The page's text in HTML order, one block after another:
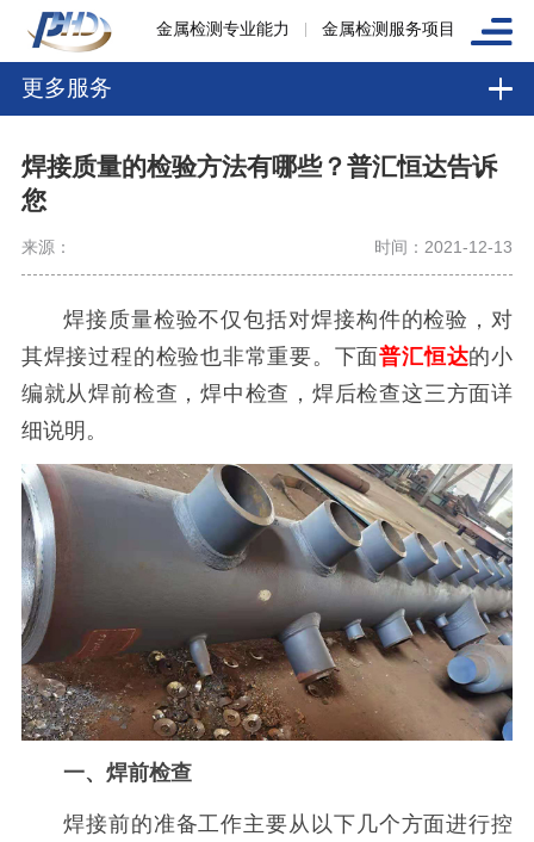
金属检测专业能力 金属检测服务项目
更多服务
焊接质量的检验方法有哪些？普汇恒达告诉
您
来源： 时间：2021-12-13
焊接质量检验不仅包括对焊接构件的检验，对
其焊接过程的检验也非常重要。下面普汇恒达的小
编就从焊前检查，焊中检查，焊后检查这三方面详
细说明。
一、焊前检查
焊接前的准备工作主要从以下几个方面进行控